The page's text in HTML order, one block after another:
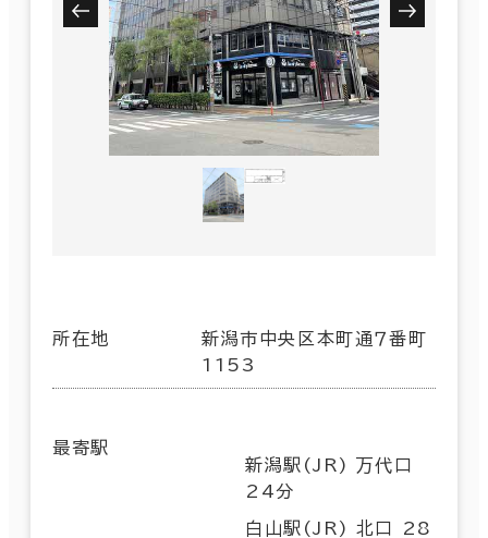
所在地
新潟市中央区本町通７番町
1153
最寄駅
新潟駅(JR) 万代口
24分
白山駅(JR) 北口 28